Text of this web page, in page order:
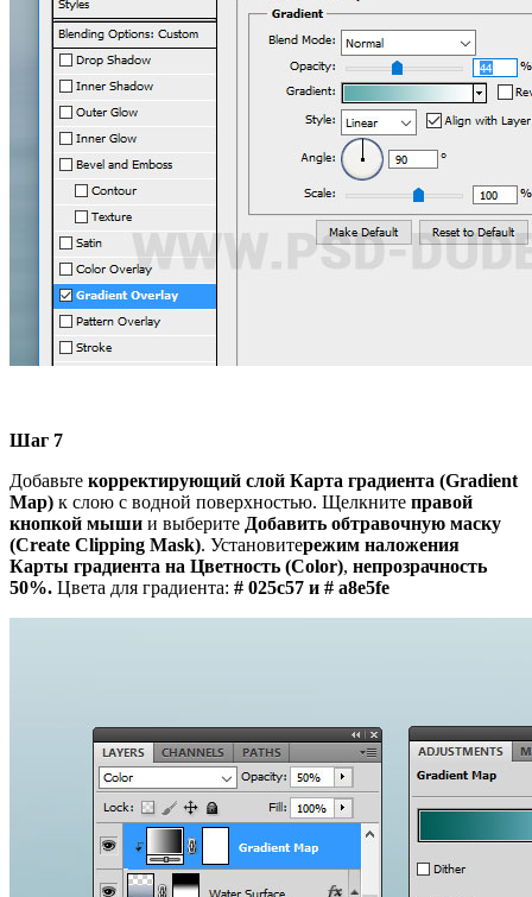
Шаг 7
Добавьте корректирующий слой Карта градиента (Gradient
Map) к слою с водной поверхностью. Щелкните правой
кнопкой мыши и выберите Добавить обтравочную маску
(Create Clipping Mask). Установитережим наложения
Карты градиента на Цветность (Color), непрозрачность
50%. Цвета для градиента: # 025c57 и # a8e5fe